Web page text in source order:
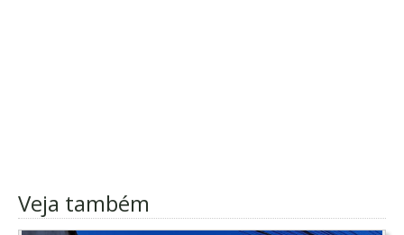
Veja também